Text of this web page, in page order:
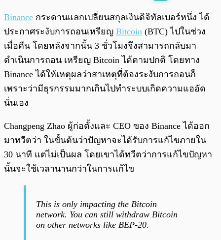
0:00/ 0:00
Binance กระดานแลกเปลี่ยนสกุลเงินดิจิทัลเบอร์หนึ่ง ได้
ประกาศระงับการถอนเหรียญ Bitcoin (BTC) ไปในช่วง
เมื่อคืน โดยหลังจากนั้น 3 ชั่วโมงจึงสามารถกลับมา
ดำเนินการถอน เหรียญ Bitcoin ได้ตามปกติ โดยทาง
Binance ได้ให้เหตุผลว่าสาเหตุที่ต้องระงับการถอนก็
เพราะว่ามีธุรกรรมมากเกินไปทำระบบเกิดความแออัด
นั่นเอง
Changpeng Zhao ผู้ก่อตั้งและ CEO ของ Binance ได้ออก
มาทวีตว่า ในขั้นต้นว่าปัญหาจะได้รับการแก้ไขภายใน
30 นาที แต่ไม่เป็นผล โดยเขาได้ทวีตว่าการแก้ไขปัญหา
นั้นจะใช้เวลานานกว่าในการแก้ไข
This is only impacting the Bitcoin
network. You can still withdraw Bitcoin
on other networks like BEP-20.